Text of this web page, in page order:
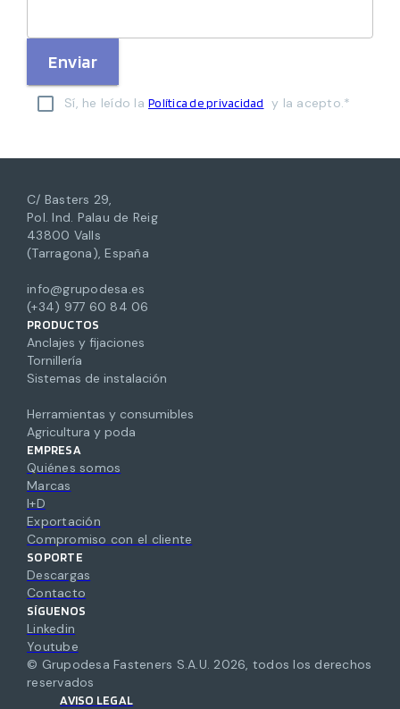
Enviar
Sí, he leído la Política de privacidad y la acepto.*
C/ Basters 29,
Pol. Ind. Palau de Reig
43800 Valls
(Tarragona), España
info@grupodesa.es
(+34) 977 60 84 06
PRODUCTOS
Anclajes y fijaciones
Tornillería
Sistemas de instalación
Herramientas y consumibles
Agricultura y poda
EMPRESA
Quiénes somos
Marcas
I+D
Exportación
Compromiso con el cliente
SOPORTE
Descargas
Contacto
SÍGUENOS
Linkedin
Youtube
© Grupodesa Fasteners S.A.U. 2026, todos los derechos
reservados
AVISO LEGAL